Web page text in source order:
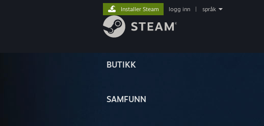
BUTIKK
SAMFUNN
Installer Steam logg inn språk